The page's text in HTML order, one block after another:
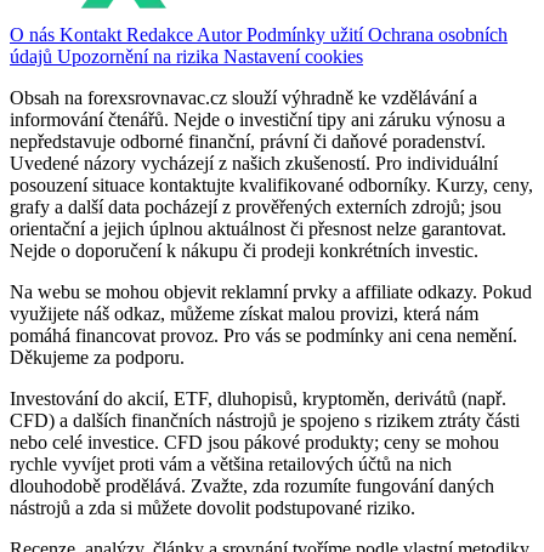
O nás Kontakt Redakce AutorPodmínky užitíOchrana osobních
údajů Upozornění na rizika Nastavení cookies
Obsah na forexsrovnavac.cz slouží výhradně ke vzdělávání a
informování čtenářů. Nejde o investiční tipy ani záruku výnosu a
nepředstavuje odborné finanční, právní či daňové poradenství.
Uvedené názory vycházejí z našich zkušeností. Pro individuální
posouzení situace kontaktujte kvalifikované odborníky. Kurzy, ceny,
grafy a další data pocházejí z prověřených externích zdrojů; jsou
orientační a jejich úplnou aktuálnost či přesnost nelze garantovat.
Nejde o doporučení k nákupu či prodeji konkrétních investic.
Na webu se mohou objevit reklamní prvky a affiliate odkazy. Pokud
využijete náš odkaz, můžeme získat malou provizi, která nám
pomáhá financovat provoz. Pro vás se podmínky ani cena nemění.
Děkujeme za podporu.
Investování do akcií, ETF, dluhopisů, kryptoměn, derivátů (např.
CFD) a dalších finančních nástrojů je spojeno s rizikem ztráty části
nebo celé investice. CFD jsou pákové produkty; ceny se mohou
rychle vyvíjet proti vám a většina retailových účtů na nich
dlouhodobě prodělává. Zvažte, zda rozumíte fungování daných
nástrojů a zda si můžete dovolit podstupované riziko.